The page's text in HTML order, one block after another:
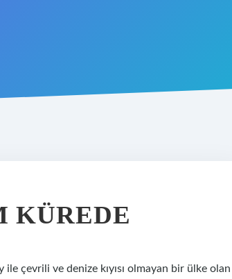
KÜREDE
çevrili ve denize kıyısı olmayan bir ülke olan